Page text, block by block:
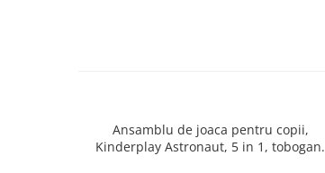
Ansamblu de joaca pentru copii,
Kinderplay Astronaut, 5 in 1, tobogan,